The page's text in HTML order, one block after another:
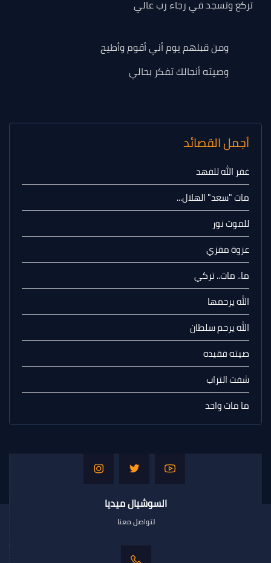
تركع وتسجد في رجاء رب عالي
ومن قبلهم يوم أني أقوم وأطيح
وصيته أنجالك تفكر بحالي
أجمل القصائد
غفر الله للفهد
مات "سعد" الهلال...
للموت نور
عزوة مقزي
ما.. مات.. تركي
الله يرحمها
الله يرحم سلطان
صيته فقيده
شفت التراب
ما مات واحد
السوشيال ميديا
لتواصل معنا